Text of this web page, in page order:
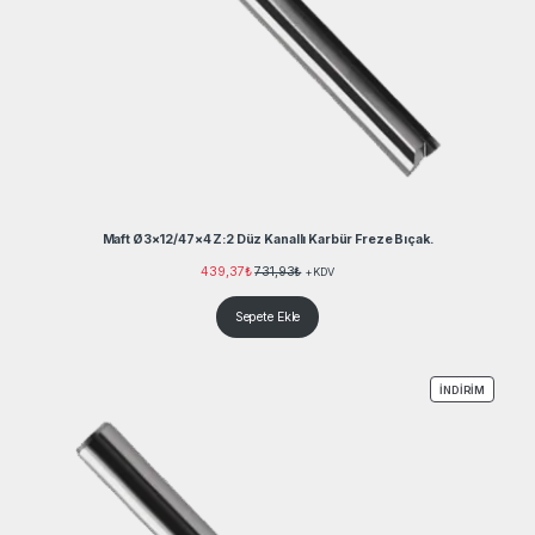
Maft Ø3×12/47×4 Z:2 Düz Kanallı Karbür Freze Bıçak.
439,37₺ 731,93₺ +KDV
Sepete Ekle
İNDIRIM